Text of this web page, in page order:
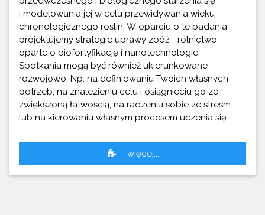
i modelowania jej w celu przewidywania wieku
chronologicznego roślin. W oparciu o te badania
projektujemy strategie uprawy zbóż - rolnictwo
oparte o biofortyfikację i nanotechnologie.
Spotkania mogą być również ukierunkowane
rozwojowo. Np. na definiowaniu Twoich własnych
potrzeb, na znalezieniu celu i osiągnieciu go ze
zwiększoną łatwością, na radzeniu sobie ze stresm
lub na kierowaniu własnym procesem uczenia się.
więcej...